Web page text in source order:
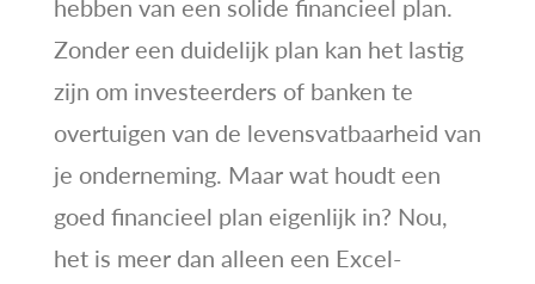
hebben van een solide financieel plan.
Zonder een duidelijk plan kan het lastig
zijn om investeerders of banken te
overtuigen van de levensvatbaarheid van
je onderneming. Maar wat houdt een
goed financieel plan eigenlijk in? Nou,
het is meer dan alleen een Excel-